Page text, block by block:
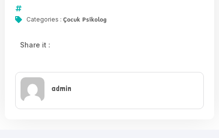
Categories : Çocuk Psikolog
Share it :
admin